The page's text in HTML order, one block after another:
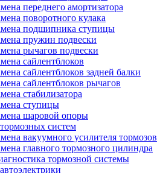
переднего амортизатора
поворотного кулака
подшипника ступицы
пружин подвески
рычагов подвески
сайлентблоков
сайлентблоков задней балки
сайлентблоков рычагов
стабилизатора
ступицы
шаровой опоры
систем
вакуумного усилителя тормозов
главного тормозного цилиндра
тормозной системы